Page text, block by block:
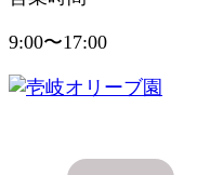
9:00〜17:00
壱岐オリーブ園